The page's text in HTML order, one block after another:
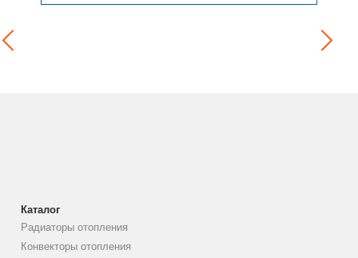
Каталог
Радиаторы отопления
Конвекторы отопления